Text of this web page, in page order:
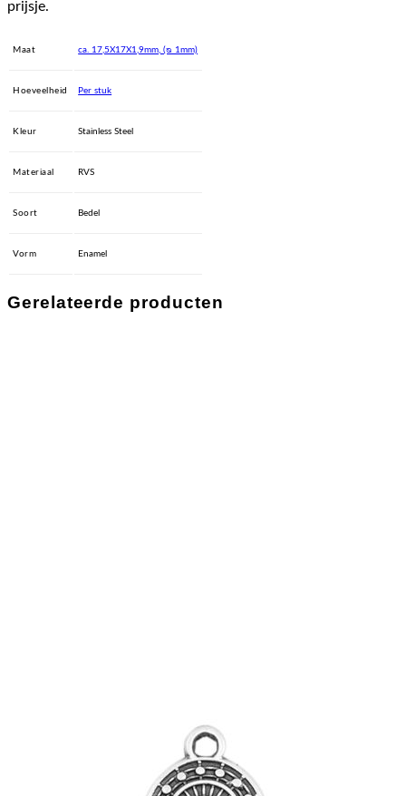
prijsje.
Maat ca. 17,5X17X1,9mm, (ᴓ 1mm)
Hoeveelheid Per stuk
Kleur Stainless Steel
Materiaal RVS
Soort Bedel
Vorm Enamel
Gerelateerde producten